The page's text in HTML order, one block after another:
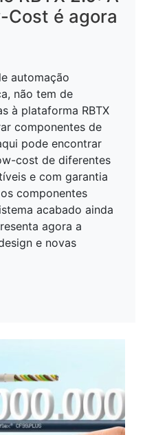
Cost é agora
automação
não tem de
à plataforma RBTX
componentes de
pode encontrar
cost de diferentes
e com garantia
componentes
acabado ainda
agora a
e novas